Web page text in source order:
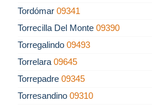
Tordómar 09341
Torrecilla Del Monte 09390
Torregalindo 09493
Torrelara 09645
Torrepadre 09345
Torresandino 09310